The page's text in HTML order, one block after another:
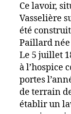
Ce lavoir,
Vasselière
été
Paillard née
Le 5 juillet
à l’hospice
portes
de terrain
établir un